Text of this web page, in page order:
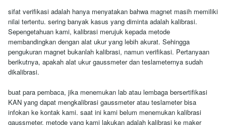
sifat verifikasi adalah hanya menyatakan bahwa magnet masih memiliki
nilai tertentu. sering banyak kasus yang diminta adalah kalibrasi.
Sepengetahuan kami, kalibrasi merujuk kepada metode
membandingkan dengan alat ukur yang lebih akurat. Sehingga
pengukuran magnet bukanlah kalibrasi, namun verifikasi. Pertanyaan
berikutnya, apakah alat ukur gaussmeter dan teslameternya sudah
dikalibrasi.
buat para pembaca, jika menemukan lab atau lembaga bersertifikasi
KAN yang dapat mengkalibrasi gaussmeter atau teslameter bisa
infokan ke kontak kami. saat ini kami belum menemukan kalibrasi
gaussmeter, metode yang kami lakukan adalah kalibrasi ke maker